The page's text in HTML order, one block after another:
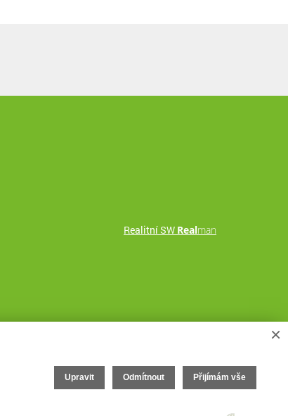
Realitní SW Realman
×
Upravit Odmítnout Přijímám vše